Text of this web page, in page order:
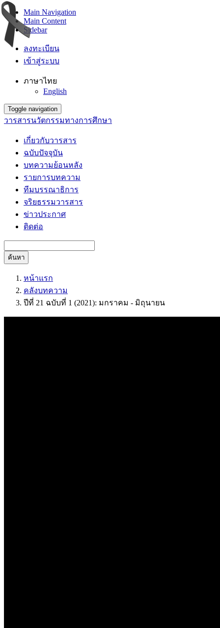
Main Navigation
Main Content
Sidebar
ลงทะเบียน
เข้าสู่ระบบ
ภาษาไทย
English
Toggle navigation
วารสารนวัตกรรมทางการศึกษา
เกี่ยวกับวารสาร
ฉบับปัจจุบัน
บทความย้อนหลัง
รายการบทความ
ทีมบรรณาธิการ
จริยธรรมวารสาร
ข่าวประกาศ
ติดต่อ
ค้นหา
หน้าแรก
คลังบทความ
ปีที่ 21 ฉบับที่ 1 (2021): มกราคม - มิถุนายน